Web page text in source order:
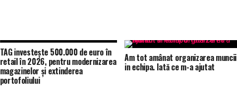
TAG investește 500.000 de euro în
retail în 2026, pentru modernizarea
magazinelor și extinderea
portofoliului
Am tot amânat organizarea muncii
in echipa. Iată ce m-a ajutat